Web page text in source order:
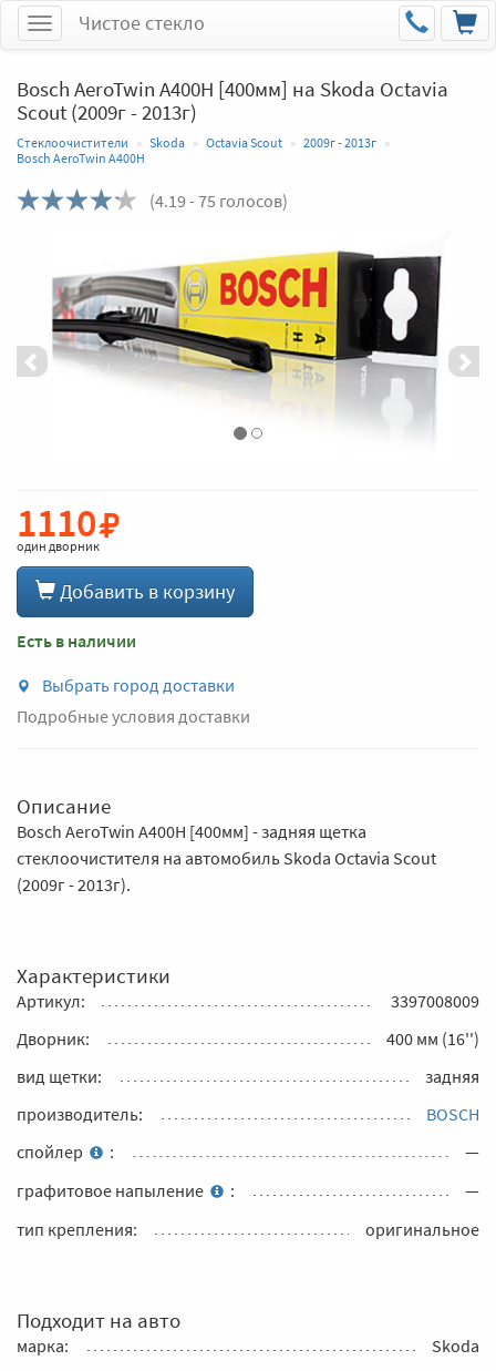
МенюЧистое стекло
Bosch AeroTwin A400H [400мм] на Skoda Octavia
Scout (2009г - 2013г)
Стеклоочистители Skoda Octavia Scout
2009г - 2013г
Bosch AeroTwin A400H
(4.19 - 75 голосов)
1110
один дворник
Добавить в корзину
Есть в наличии
Выбрать город доставки
Подробные условия доставки
Описание
Bosch AeroTwin A400H [400мм] - задняя щетка
стеклоочистителя на автомобиль Skoda Octavia Scout
(2009г - 2013г).
Характеристики
Артикул:
3397008009
Дворник:
400 мм (16'')
вид щетки:
задняя
производитель:
BOSCH
спойлер
:
—
графитовое напыление
:
—
тип крепления:
оригинальное
Подходит на авто
марка:
Skoda